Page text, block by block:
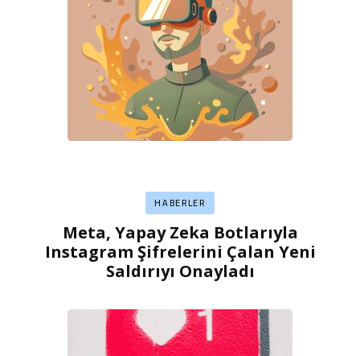
HABERLER
Meta, Yapay Zeka Botlarıyla
Instagram Şifrelerini Çalan Yeni
Saldırıyı Onayladı